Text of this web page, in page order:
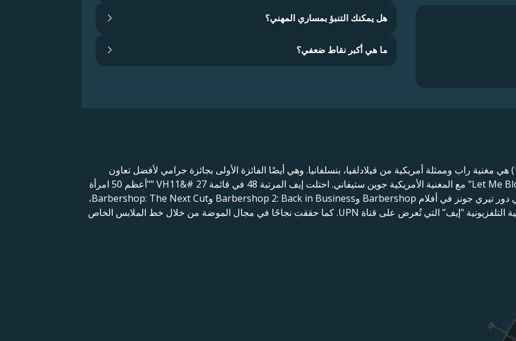
هل يمكنك التنبؤ بمساري المهني؟
ما هي أكبر نقاط ضعفي؟
إيف جيهان جيفرز كوبر (من مواليد 10 نوفمبر 1978) هي مغنية راب وممثلة أمريكية من فيلادلفيا، بنسلفانيا. وهي أيضًا الفائزة الأولى بجائزة جرامي لأفضل تعاون
غنائي/ راب في عام 2002، عن أغنية "Let Me Blow Ya Mind" مع المغنية الأمريكية جوين ستيفاني. احتلت إيف المرتبة 48 في قائمة VH11&# 27 ""أعظم 50 امرأة
في عصر الفيديو". كممثلة، اشتهرت إيف بأدوارها في دور تيري جونز في أفلام Barbershop وBarbershop 2: Back in Business وBarbershop: The Next Cut،
بالإضافة إلى دور شيلي ويليامز في المسرحية الهزلية التلفزيونية "إيف" التي تُعرض على قناة UPN. كما حققت نجاحًا في مجال الموضة من خلال خط الملابس الخاص
XII